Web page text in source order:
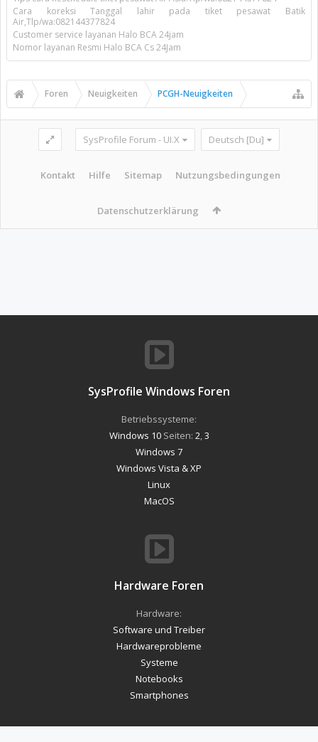
Cara koreksi Tanggal lahir pada tiket pesawat Batik
Air,Tlp/wa:082144377824
Customer service layanan Halo BCA 24jam
Nomor layanan Resmi Halo BCA Cs 24Jam
Foren Neuigkeiten PCGH-Neuigkeiten
SysProfile Forum - UI.X Deutsch [Du]
Kontakt Hilfe Sitemap Nutzungsbedingungen
Datenschutzerklärung
SysProfile Windows Foren
Betriebssysteme:
Windows 10Seiten: 2 3
Windows 7
Windows Vista & XP
Linux
MacOS
Hardware Foren
Hardware:
Software und Treiber
Hardwareprobleme
Systeme
Notebooks
Smartphones